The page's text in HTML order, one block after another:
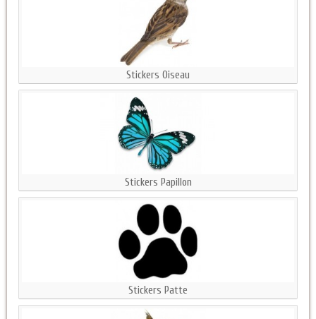
Stickers Oiseau
Stickers Papillon
Stickers Patte